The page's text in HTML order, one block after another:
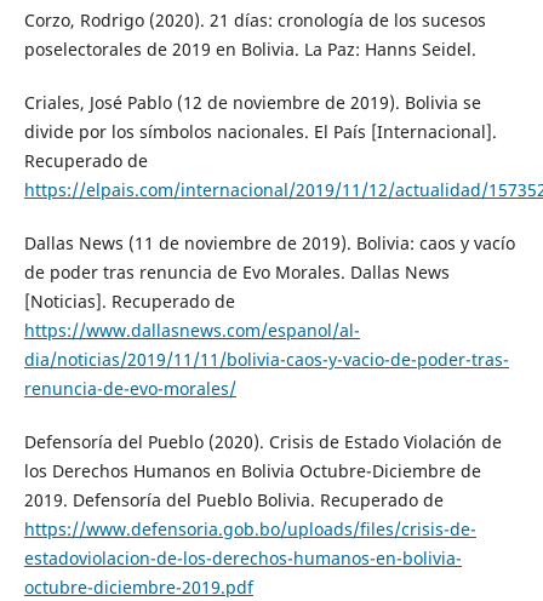
Corzo, Rodrigo (2020). 21 días: cronología de los sucesos
poselectorales de 2019 en Bolivia. La Paz: Hanns Seidel.
Criales, José Pablo (12 de noviembre de 2019). Bolivia se
divide por los símbolos nacionales. El País [Internacional].
Recuperado de
https://elpais.com/internacional/2019/11/12/actualidad/
Dallas News (11 de noviembre de 2019). Bolivia: caos y vacío
de poder tras renuncia de Evo Morales. Dallas News
[Noticias]. Recuperado de
https://www.dallasnews.com/espanol/al-
dia/noticias/2019/11/11/bolivia-caos-y-vacio-de-poder-tras-
renuncia-de-evo-morales/
Defensoría del Pueblo (2020). Crisis de Estado Violación de
los Derechos Humanos en Bolivia Octubre-Diciembre de
2019. Defensoría del Pueblo Bolivia. Recuperado de
https://www.defensoria.gob.bo/uploads/files/crisis-de-
estadoviolacion-de-los-derechos-humanos-en-bolivia-
octubre-diciembre-2019.pdf